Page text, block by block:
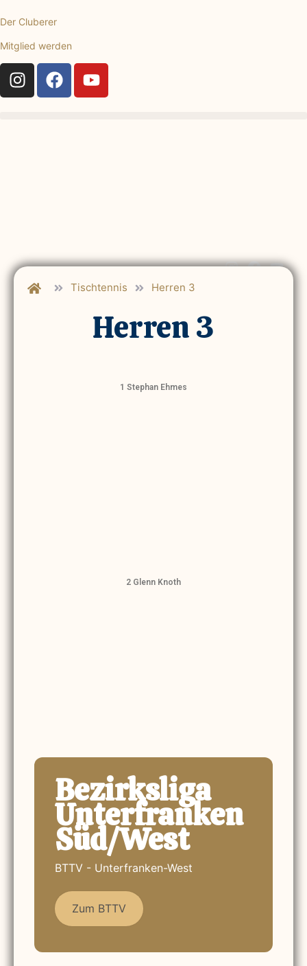
Der Cluberer
Mitglied werden
Tischtennis Herren 3
Herren 3
1 Stephan Ehmes
2 Glenn Knoth
Bezirksliga
Unterfranken
Süd/West
BTTV - Unterfranken-West
Zum BTTV